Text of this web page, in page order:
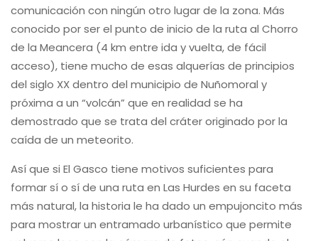
comunicación con ningún otro lugar de la zona. Más
conocido por ser el punto de inicio de la ruta al Chorro
de la Meancera (4 km entre ida y vuelta, de fácil
acceso), tiene mucho de esas alquerías de principios
del siglo XX dentro del municipio de Nuñomoral y
próxima a un “volcán” que en realidad se ha
demostrado que se trata del cráter originado por la
caída de un meteorito.
Así que si El Gasco tiene motivos suficientes para
formar sí o sí de una ruta en Las Hurdes en su faceta
más natural, la historia le ha dado un empujoncito más
para mostrar un entramado urbanístico que permite